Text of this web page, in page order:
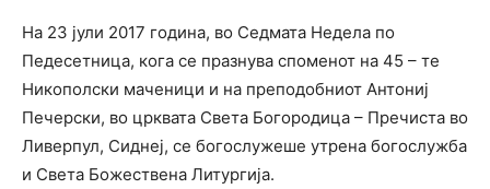
На 23 јули 2017 година, во Седмата Недела по
Педесетница, кога се празнува споменот на 45 – те
Никополски маченици и на преподобниот Антониј
Печерски, во црквата Светa Богородица – Пречиста во
Ливерпул, Сиднеј, се богослужеше утрена богослужба
и Света Божествена Литургија.